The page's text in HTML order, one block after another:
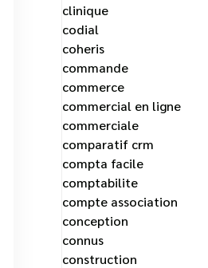
clinique
codial
coheris
commande
commerce
commercial en ligne
commerciale
comparatif crm
compta facile
comptabilite
compte association
conception
connus
construction